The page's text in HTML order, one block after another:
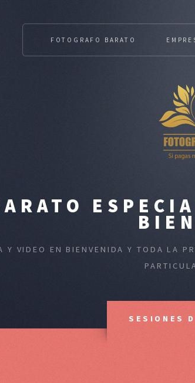
Y VIDEO EN BIENVENIDA Y TODA LA
FOTOGRAFO BARATO
SESIONES